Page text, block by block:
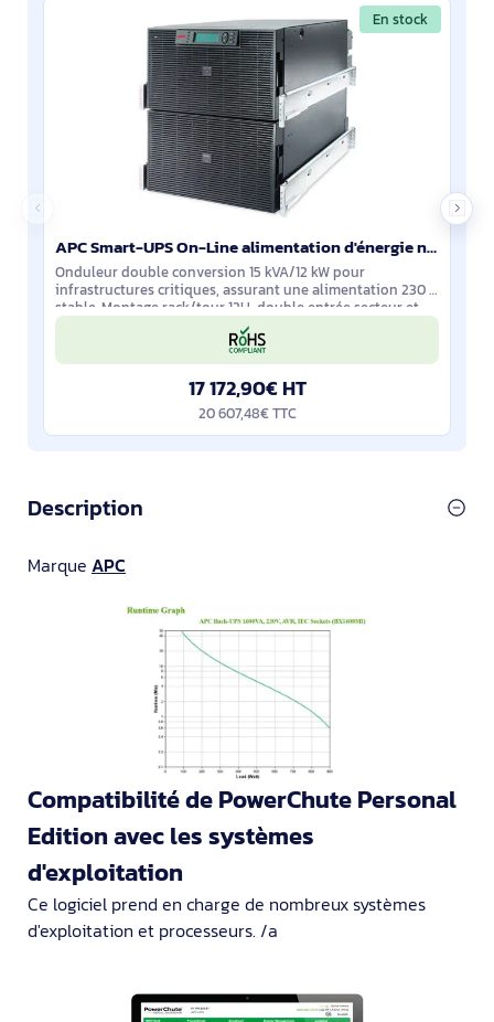
En stock
APC Smart-UPS On-Line alimentation d'énergie non interruptible Double-conversion (en ligne) 15 kVA 1 - SURT15KRMXLI
Onduleur double conversion 15 kVA/12 kW pour
infrastructures critiques, assurant une alimentation 230 V
stable. Montage rack/tour 12U, double entrée secteur et
câblage d’entrée mono ou tri.
17 172,90€ HT
20 607,48€ TTC
Description
Marque APC
Compatibilité de PowerChute Personal
Edition avec les systèmes
d'exploitation
Ce logiciel prend en charge de nombreux systèmes
d'exploitation et processeurs. /a